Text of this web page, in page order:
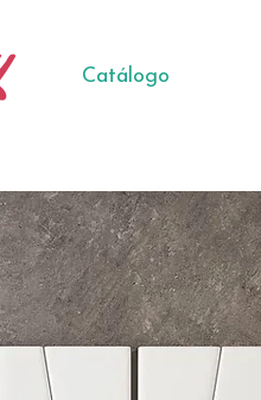
Catálogo